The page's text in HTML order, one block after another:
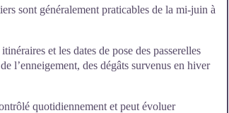
sont généralement praticables de la mi-juin à
et les dates de pose des passerelles
l’enneigement, des dégâts survenus en hiver
quotidiennement et peut évoluer